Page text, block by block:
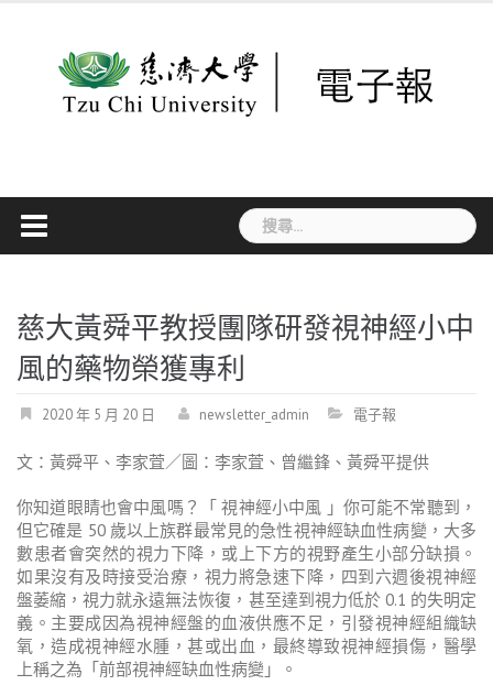
搜
尋
字:
慈大黃舜平教授團隊研發視神經小中
風的藥物榮獲專利
2020 年 5 月 20 日 newsletter_admin 電子報
文：黃舜平、李家萓／圖：李家萓、曾繼鋒、黃舜平提供
你知道眼睛也會中風嗎？「 視神經小中風 」你可能不常聽到，
但它確是 50 歲以上族群最常見的急性視神經缺血性病變，大多
數患者會突然的視力下降，或上下方的視野產生小部分缺損。
如果沒有及時接受治療，視力將急速下降，四到六週後視神經
盤萎縮，視力就永遠無法恢復，甚至達到視力低於 0.1 的失明定
義。主要成因為視神經盤的血液供應不足，引發視神經組織缺
氧，造成視神經水腫，甚或出血，最終導致視神經損傷，醫學
上稱之為「前部視神經缺血性病變」。